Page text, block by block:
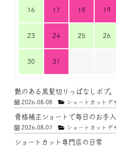
16 17 18 19
23 24 25 26
30 31
艶のある黒髪切りっぱなしボブ。
2026-08-08 ショートカットデ
骨格補正ショートで毎日のお手
2026-08-07 ショートカットデ
ショートカット専門店の日常